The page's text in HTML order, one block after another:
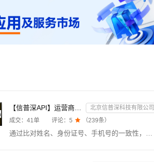
【信普深API】运营商二/三要素认证 企业实名风控核验 API
北京信普深科技有限公司
成交： 41 单 评论： 5  （239条）